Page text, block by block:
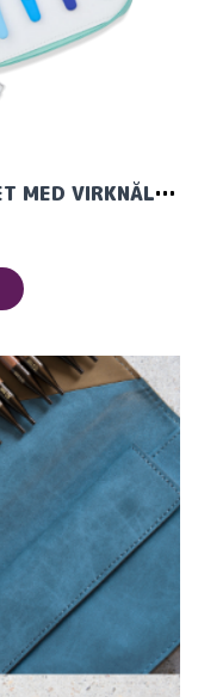
KNITPRO WAVES 2.0 DELUXE - SET MED VIRKNÅLAR (9 ST)